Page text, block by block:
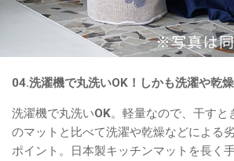
04.洗濯機で丸洗いOK！しかも洗濯や乾燥
洗濯機で丸洗いOK。軽量なので、干すと
のマットと比べて洗濯や乾燥などによる
ポイント。日本製キッチンマットを長く